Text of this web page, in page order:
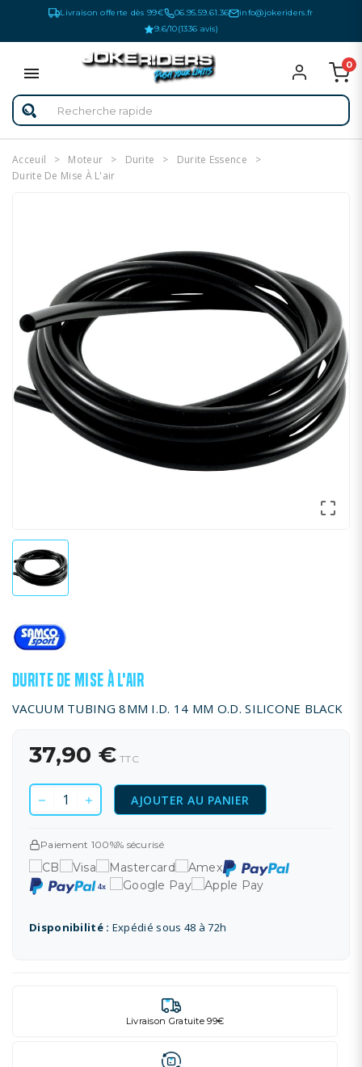
Livraison offerte dès 99€ 06.95.59.61.36
info@jokeriders.fr
9.6/10(1336 avis)
0
Acceuil Moteur Durite
Durite Essence
Durite De Mise À L'air

DURITE DE MISE À L'AIR
VACUUM TUBING 8MM I.D. 14 MM O.D. SILICONE BLACK
37,90 € TTC
AJOUTER AU PANIER
Paiement 100%% sécurisé
Disponibilité : Expédié sous 48 à 72h
Livraison Gratuite 99€